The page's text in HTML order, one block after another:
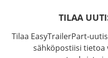
TILAA
Tilaa EasyTrailerPart-
sähköpostiisi tietoa